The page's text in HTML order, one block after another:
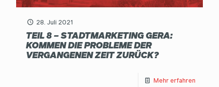
28. Juli 2021
TEIL 8 – STADTMARKETING GERA:
KOMMEN DIE PROBLEME DER
VERGANGENEN ZEIT ZURÜCK?
Mehr erfahren